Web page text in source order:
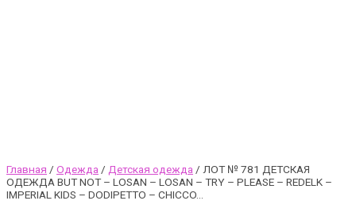
Главная / Одежда/ Детская одежда/ ЛОТ № 781 ДЕТСКАЯ
ОДЕЖДА BUT NOT – LOSAN – LOSAN – TRY – PLEASE – REDELK –
IMPERIAL KIDS – DODIPETTO – CHICCO…